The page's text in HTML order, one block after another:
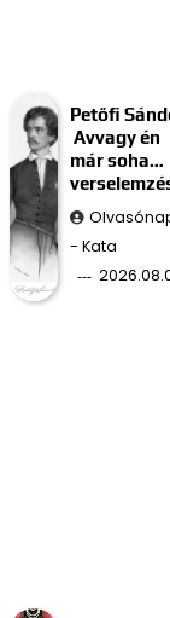
Petőfi
Avvagy én
már soha…
- Kata